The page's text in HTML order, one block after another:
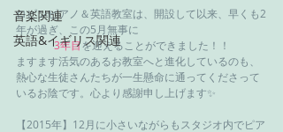
音楽関連
英語&イギリス関連
ロビンピアノ＆英語教室は、開設して以来、早くも2
年が過ぎ、この5月無事に
3年目を迎えることができました！！
ますます活気のあるお教室へと進化しているのも、
熱心な生徒さんたちが一生懸命に通ってくださって
いるお陰です。心より感謝申し上げます✨
【2015年】12月に小さいながらもスタジオ内でピア